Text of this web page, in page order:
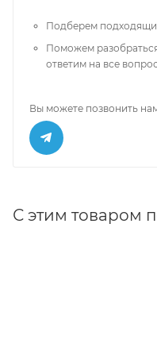
Подберем
Поможем
ответим на все
Вы можете позвонить
С этим товаром